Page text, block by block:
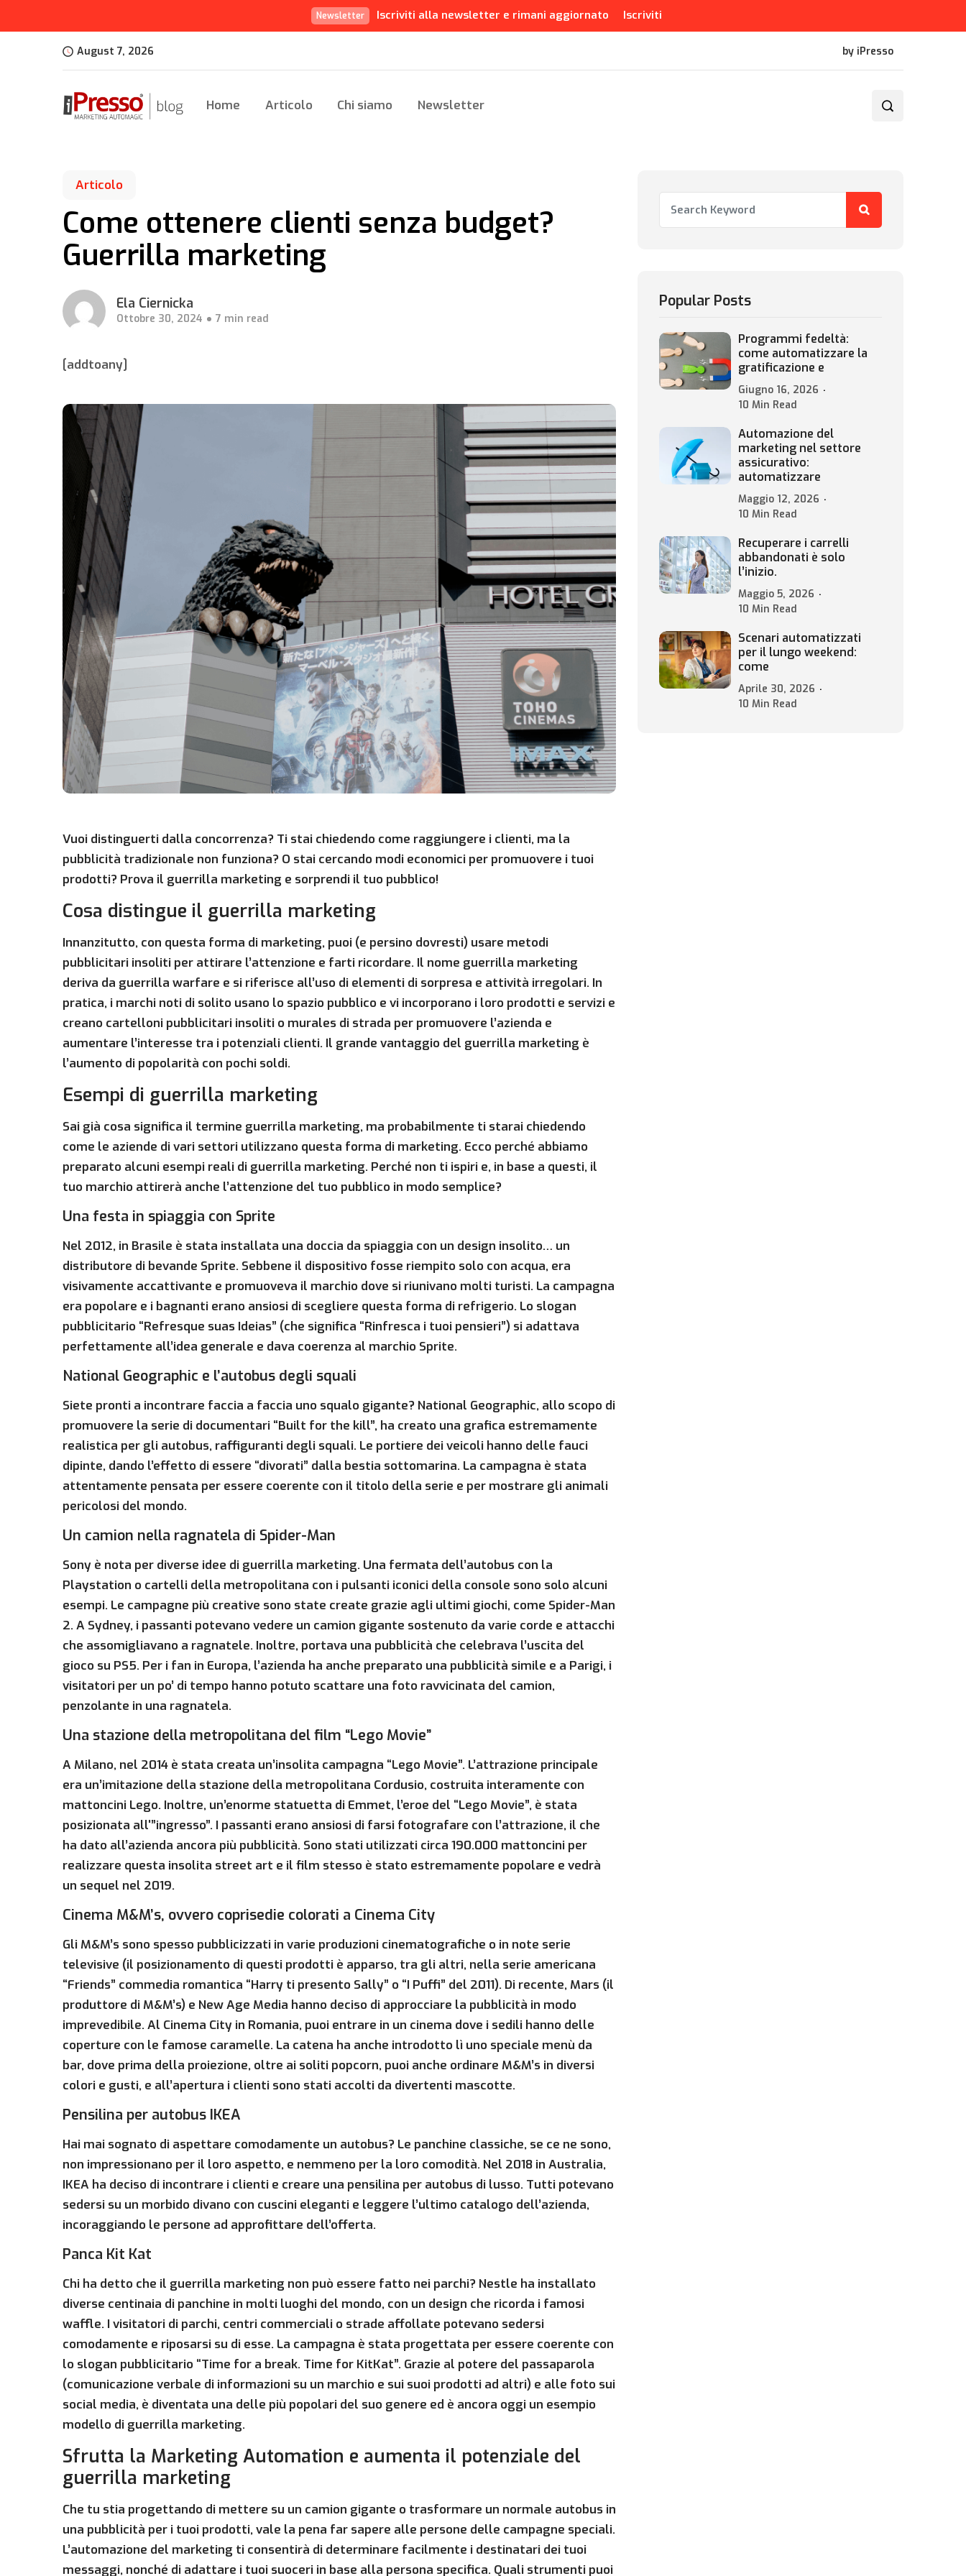
Newsletter Iscriviti alla newsletter e rimani aggiornato Iscriviti
August 7, 2026 by iPresso
Home Articolo Chi siamo Newsletter
Articolo
Come ottenere clienti senza budget?
Guerrilla marketing
Ela Ciernicka
Ottobre 30, 2024 7 min read
[addtoany]
Vuoi distinguerti dalla concorrenza? Ti stai chiedendo come raggiungere i clienti, ma la
pubblicità tradizionale non funziona? O stai cercando modi economici per promuovere i tuoi
prodotti? Prova il guerrilla marketing e sorprendi il tuo pubblico!
Cosa distingue il guerrilla marketing
Innanzitutto, con questa forma di marketing, puoi (e persino dovresti) usare metodi
pubblicitari insoliti per attirare l’attenzione e farti ricordare. Il nome guerrilla marketing
deriva da guerrilla warfare e si riferisce all’uso di elementi di sorpresa e attività irregolari. In
pratica, i marchi noti di solito usano lo spazio pubblico e vi incorporano i loro prodotti e servizi e
creano cartelloni pubblicitari insoliti o murales di strada per promuovere l’azienda e
aumentare l’interesse tra i potenziali clienti. Il grande vantaggio del guerrilla marketing è
l’aumento di popolarità con pochi soldi.
Esempi di guerrilla marketing
Sai già cosa significa il termine guerrilla marketing, ma probabilmente ti starai chiedendo
come le aziende di vari settori utilizzano questa forma di marketing. Ecco perché abbiamo
preparato alcuni esempi reali di guerrilla marketing. Perché non ti ispiri e, in base a questi, il
tuo marchio attirerà anche l’attenzione del tuo pubblico in modo semplice?
Una festa in spiaggia con Sprite
Nel 2012, in Brasile è stata installata una doccia da spiaggia con un design insolito… un
distributore di bevande Sprite. Sebbene il dispositivo fosse riempito solo con acqua, era
visivamente accattivante e promuoveva il marchio dove si riunivano molti turisti. La campagna
era popolare e i bagnanti erano ansiosi di scegliere questa forma di refrigerio. Lo slogan
pubblicitario “Refresque suas Ideias” (che significa “Rinfresca i tuoi pensieri”) si adattava
perfettamente all’idea generale e dava coerenza al marchio Sprite.
National Geographic e l’autobus degli squali
Siete pronti a incontrare faccia a faccia uno squalo gigante? National Geographic, allo scopo di
promuovere la serie di documentari “Built for the kill”, ha creato una grafica estremamente
realistica per gli autobus, raffiguranti degli squali. Le portiere dei veicoli hanno delle fauci
dipinte, dando l’effetto di essere “divorati” dalla bestia sottomarina. La campagna è stata
attentamente pensata per essere coerente con il titolo della serie e per mostrare gli animali
pericolosi del mondo.
Un camion nella ragnatela di Spider-Man
Sony è nota per diverse idee di guerrilla marketing. Una fermata dell’autobus con la
Playstation o cartelli della metropolitana con i pulsanti iconici della console sono solo alcuni
esempi. Le campagne più creative sono state create grazie agli ultimi giochi, come Spider-Man
2. A Sydney, i passanti potevano vedere un camion gigante sostenuto da varie corde e attacchi
che assomigliavano a ragnatele. Inoltre, portava una pubblicità che celebrava l’uscita del
gioco su PS5. Per i fan in Europa, l’azienda ha anche preparato una pubblicità simile e a Parigi, i
visitatori per un po’ di tempo hanno potuto scattare una foto ravvicinata del camion,
penzolante in una ragnatela.
Una stazione della metropolitana del film “Lego Movie”
A Milano, nel 2014 è stata creata un’insolita campagna “Lego Movie”. L’attrazione principale
era un’imitazione della stazione della metropolitana Cordusio, costruita interamente con
mattoncini Lego. Inoltre, un’enorme statuetta di Emmet, l’eroe del “Lego Movie”, è stata
posizionata all'”ingresso”. I passanti erano ansiosi di farsi fotografare con l’attrazione, il che
ha dato all’azienda ancora più pubblicità. Sono stati utilizzati circa 190.000 mattoncini per
realizzare questa insolita street art e il film stesso è stato estremamente popolare e vedrà
un sequel nel 2019.
Cinema M&M’s, ovvero coprisedie colorati a Cinema City
Gli M&M’s sono spesso pubblicizzati in varie produzioni cinematografiche o in note serie
televisive (il posizionamento di questi prodotti è apparso, tra gli altri, nella serie americana
“Friends” commedia romantica “Harry ti presento Sally” o “I Puffi” del 2011). Di recente, Mars (il
produttore di M&M’s) e New Age Media hanno deciso di approcciare la pubblicità in modo
imprevedibile. Al Cinema City in Romania, puoi entrare in un cinema dove i sedili hanno delle
coperture con le famose caramelle. La catena ha anche introdotto lì uno speciale menù da
bar, dove prima della proiezione, oltre ai soliti popcorn, puoi anche ordinare M&M’s in diversi
colori e gusti, e all’apertura i clienti sono stati accolti da divertenti mascotte.
Pensilina per autobus IKEA
Hai mai sognato di aspettare comodamente un autobus? Le panchine classiche, se ce ne sono,
non impressionano per il loro aspetto, e nemmeno per la loro comodità. Nel 2018 in Australia,
IKEA ha deciso di incontrare i clienti e creare una pensilina per autobus di lusso. Tutti potevano
sedersi su un morbido divano con cuscini eleganti e leggere l’ultimo catalogo dell’azienda,
incoraggiando le persone ad approfittare dell’offerta.
Panca Kit Kat
Chi ha detto che il guerrilla marketing non può essere fatto nei parchi? Nestle ha installato
diverse centinaia di panchine in molti luoghi del mondo, con un design che ricorda i famosi
waffle. I visitatori di parchi, centri commerciali o strade affollate potevano sedersi
comodamente e riposarsi su di esse. La campagna è stata progettata per essere coerente con
lo slogan pubblicitario “Time for a break. Time for KitKat”. Grazie al potere del passaparola
(comunicazione verbale di informazioni su un marchio e sui suoi prodotti ad altri) e alle foto sui
social media, è diventata una delle più popolari del suo genere ed è ancora oggi un esempio
modello di guerrilla marketing.
Sfrutta la Marketing Automation e aumenta il potenziale del
guerrilla marketing
Che tu stia progettando di mettere su un camion gigante o trasformare un normale autobus in
una pubblicità per i tuoi prodotti, vale la pena far sapere alle persone delle campagne speciali.
L’automazione del marketing ti consentirà di determinare facilmente i destinatari dei tuoi
messaggi, nonché di adattare i tuoi suoceri in base alla persona specifica. Quali strumenti puoi
Popular Posts
Programmi fedeltà:
come automatizzare la
gratificazione e
Giugno 16, 2026
10 Min Read
Automazione del
marketing nel settore
assicurativo:
automatizzare
Maggio 12, 2026
10 Min Read
Recuperare i carrelli
abbandonati è solo
l’inizio.
Maggio 5, 2026
10 Min Read
Scenari automatizzati
per il lungo weekend:
come
Aprile 30, 2026
10 Min Read